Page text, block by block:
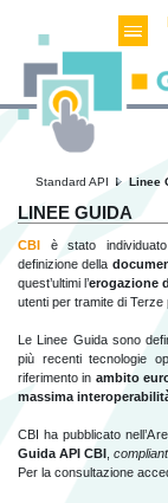
Standard API Linee
LINEE GUIDA
CBI
è stato
definizione della
quest’ultimi l’erogazione
utenti per tramite di Terze
Le Linee Guida sono
più recenti tecnologie
riferimento in ambito
massima
CBI ha pubblicato
Guida API CBI
Per la consultazione